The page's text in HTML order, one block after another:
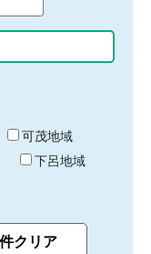
可茂地域
下呂地域